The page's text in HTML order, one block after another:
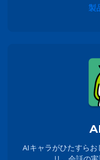
製
AIキャラがひたすら